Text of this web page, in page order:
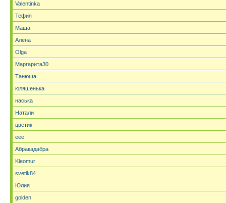
Valentinka
Тефия
Маша
Алена
Olga
Маргарита30
Танюша
юляшенька
наська
Натали
цветик
eee
Абракадабра
Kleomur
svetik84
Юлия
golden